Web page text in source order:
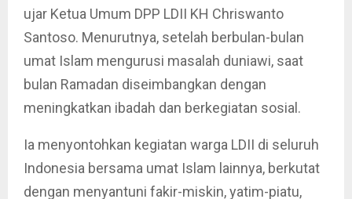
ujar Ketua Umum DPP LDII KH Chriswanto
Santoso. Menurutnya, setelah berbulan-bulan
umat Islam mengurusi masalah duniawi, saat
bulan Ramadan diseimbangkan dengan
meningkatkan ibadah dan berkegiatan sosial.
Ia menyontohkan kegiatan warga LDII di seluruh
Indonesia bersama umat Islam lainnya, berkutat
dengan menyantuni fakir-miskin, yatim-piatu,